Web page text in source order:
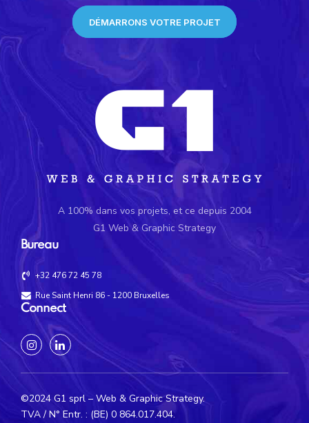
DÉMARRONS VOTRE PROJET
A 100% dans vos projets, et ce depuis 2004
G1 Web & Graphic Strategy
Bureau
+32 476 72 45 78
Rue Saint Henri 86 - 1200 Bruxelles
Connect
©2024 G1 sprl – Web & Graphic Strategy.
TVA / N° Entr. : (BE) 0 864.017.404.